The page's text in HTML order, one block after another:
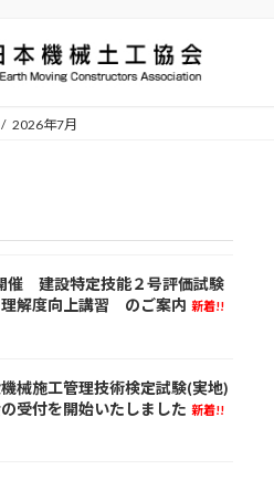
2026年7月
催 建設特定技能２号評価試験
解度向上講習 のご案内 新着!!
械施工管理技術検定試験(実地)
受付を開始いたしました 新着!!